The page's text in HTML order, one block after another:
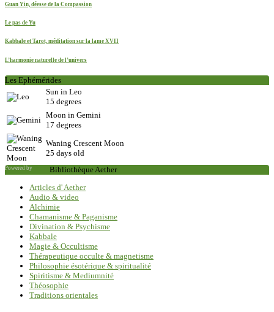
Guan Yin, déesse de la Compassion
Le pas de Yu
Kabbale et Tarot, méditation sur la lame XVII
L’harmonie naturelle de l’univers
Les Ephémérides
Sun in Leo
15 degrees
Moon in Gemini
17 degrees
Waning Crescent Moon
25 days old
Powered by
Bibliothèque Aether
Articles d' Aether
Audio & video
Alchimie
Chamanisme & Paganisme
Divination & Psychisme
Kabbale
Magie & Occultisme
Thérapeutique occulte & magnetisme
Philosophie ésotérique & spiritualité
Spiritisme & Mediumnité
Théosophie
Traditions orientales